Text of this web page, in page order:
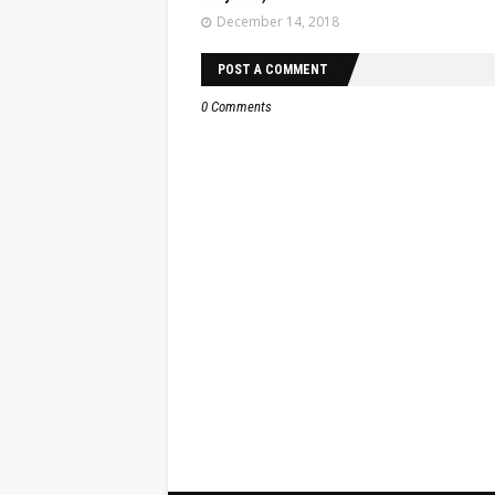
December 14, 2018
POST A COMMENT
0 Comments